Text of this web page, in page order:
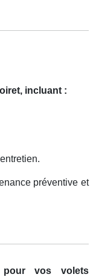
incluant :
préventive et
pour vos volets